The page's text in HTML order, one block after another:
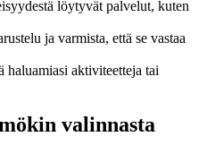
löytyvät palvelut, kuten
ja varmista, että se vastaa
aktiviteetteja tai
valinnasta